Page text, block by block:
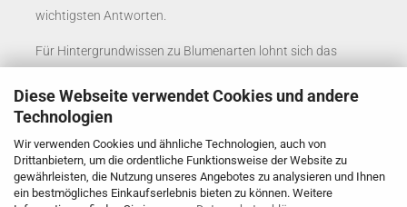
Diese Webseite verwendet Cookies und andere
Technologien
Wir verwenden Cookies und ähnliche Technologien, auch von
Drittanbietern, um die ordentliche Funktionsweise der Website zu
gewährleisten, die Nutzung unseres Angebotes zu analysieren und Ihnen
ein bestmögliches Einkaufserlebnis bieten zu können. Weitere
wichtigsten Antworten.
Für Hintergrundwissen zu Blumenarten lohnt sich das
Informationen auf der SeiteBlumenversand für
Rosenbote auf social media